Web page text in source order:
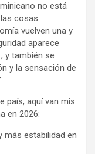
no está
cosas
vuelven una y
aparece
y también se
y la sensación de
país, aquí van mis
en 2026:
más estabilidad en